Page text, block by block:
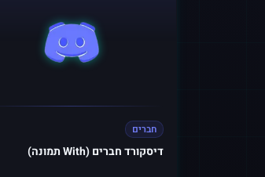
חברים
דיסקורד חברים (With תמונה)